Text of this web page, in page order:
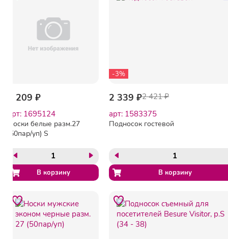
2 209 ₽
арт: 1695124
Носки белые разм.27
(50пар/уп) S
-3%
2 339 ₽2 421 ₽
арт: 1583375
Подносок гостевой